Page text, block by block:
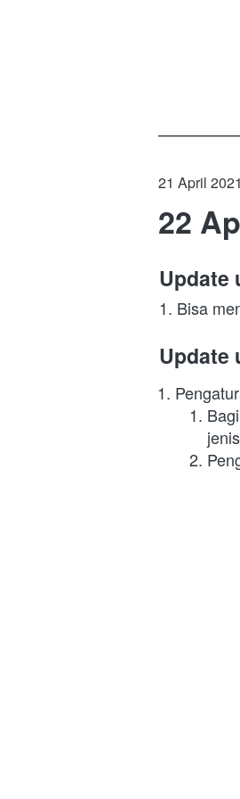
21 April
22
Update
1. Bisa
Update